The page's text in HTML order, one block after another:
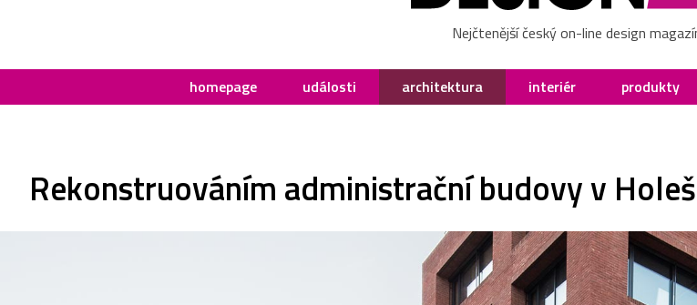
Nejčtenější český on-line design
homepage události architektura interiér produkty
Rekonstruováním administrační budovy v